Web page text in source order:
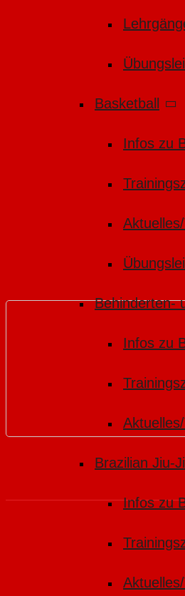
Basketball
Infos zu
Behinderten-
Infos zu
Brazilian Jiu-
Infos zu